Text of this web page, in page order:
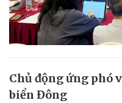
Chủ động ứng phó
biển Đông